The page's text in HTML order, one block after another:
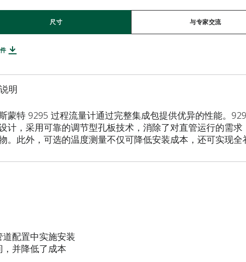
尺寸 与专家交流
明
蒙特 9295 过程流量计通过完整集成包提供优异的性能。
计，采用可靠的调节型孔板技术，消除了对直管运行的需求
。此外，可选的温度测量不仅可降低安装成本，还可实现全
配置中实施安装
并降低了成本